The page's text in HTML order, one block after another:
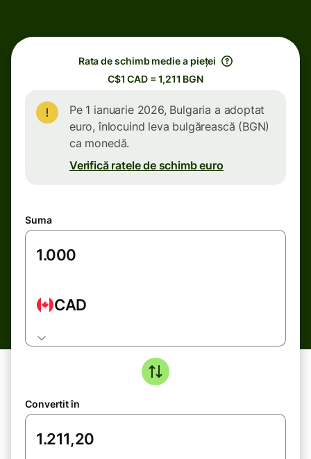
Rata de schimb medie a pieței
C$1 CAD = 1,211 BGN
Pe 1 ianuarie 2026, Bulgaria a adoptat
euro, înlocuind leva bulgărească (BGN)
ca monedă.
Verifică ratele de schimb euro
Suma
CAD
Convertit în